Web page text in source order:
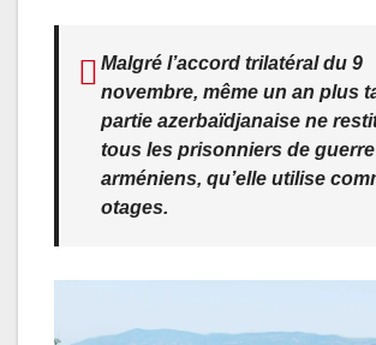
Malgré l’accord trilatéral du 9
novembre, même un an plus
partie azerbaïdjanaise ne
tous les prisonniers de guerre
arméniens, qu’elle utilise
otages.